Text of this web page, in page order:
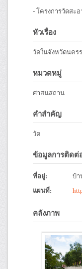
- โครงการวัดสะ
หัวเรื่อง
วัดในจังหวัดนคร
หมวดหมู่
ศาสนสถาน
คำสำคัญ
วัด
ข้อมูลการติดต่
ที่อยู่:
บ้า
แผนที่:
คลังภาพ